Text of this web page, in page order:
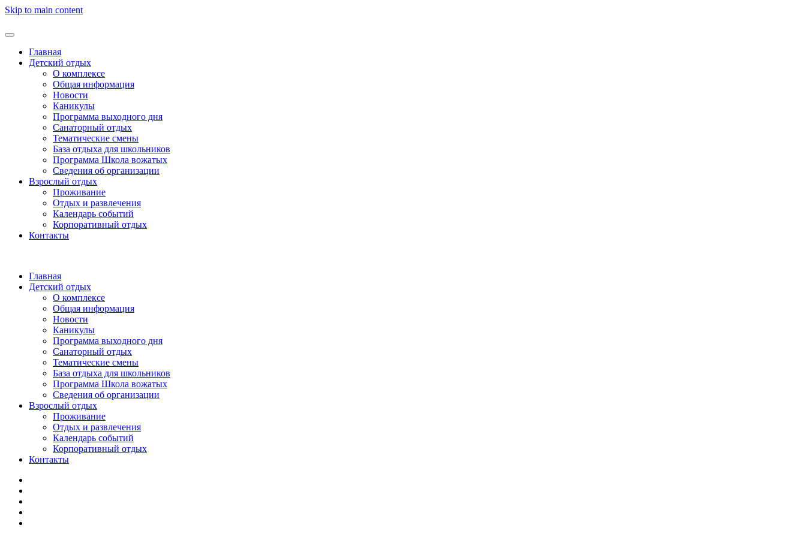
Skip to main content
Главная
Детский отдых
О комплексе
Общая информация
Новости
Каникулы
Программа выходного дня
Санаторный отдых
Тематические смены
База отдыха для школьников
Программа Школа вожатых
Cведения об организации
Взрослый отдых
Проживание
Отдых и развлечения
Календарь событий
Корпоративный отдых
Контакты
Главная
Детский отдых
О комплексе
Общая информация
Новости
Каникулы
Программа выходного дня
Санаторный отдых
Тематические смены
База отдыха для школьников
Программа Школа вожатых
Cведения об организации
Взрослый отдых
Проживание
Отдых и развлечения
Календарь событий
Корпоративный отдых
Контакты